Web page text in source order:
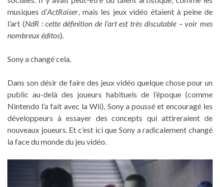
musiques d’ActRaiser, mais les jeux vidéo étaient à peine de
l’art (NdR : cette définition de l’art est très discutable – voir mes
nombreux éditos).
Sony a changé cela.
Dans son désir de faire des jeux vidéo quelque chose pour un
public au-delà des joueurs habituels de l’époque (comme
Nintendo l’a fait avec la Wii), Sony a poussé et encouragé les
développeurs à essayer des concepts qui attireraient de
nouveaux joueurs. Et c’est ici que Sony a radicalement changé
la face du monde du jeu vidéo.